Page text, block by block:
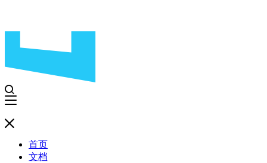
首页
文档